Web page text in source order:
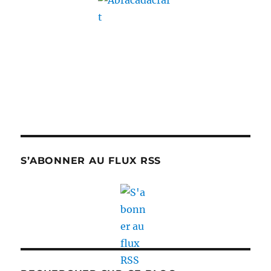
S’ABONNER AU FLUX RSS